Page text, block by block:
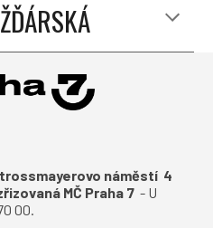
náměstí 4
MČ Praha 7- U
00.